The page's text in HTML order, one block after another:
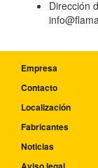
Dirección
Empresa
Contacto
Localización
Fabricantes
Noticias